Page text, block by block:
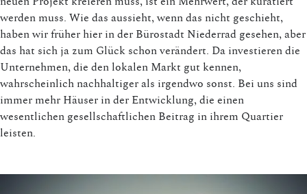
werden muss. Wie das aussieht, wenn das nicht geschieht,
haben wir früher hier in der Bürostadt Niederrad gesehen, aber
das hat sich ja zum Glück schon verändert. Da investieren die
Unternehmen, die den lokalen Markt gut kennen,
wahrscheinlich nachhaltiger als irgendwo sonst. Bei uns sind
immer mehr Häuser in der Entwicklung, die einen
wesentlichen gesellschaftlichen Beitrag in ihrem Quartier
leisten.